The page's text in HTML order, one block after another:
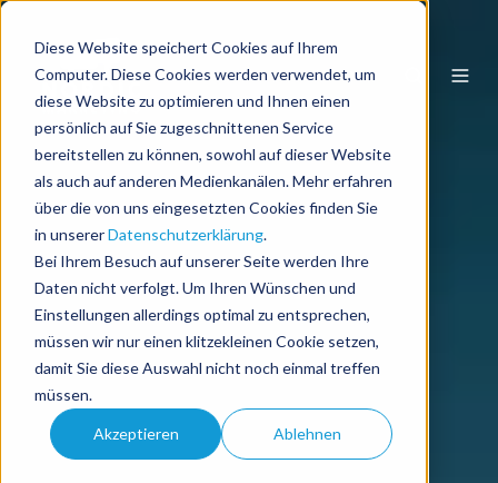
Diese Website speichert Cookies auf Ihrem
Computer. Diese Cookies werden verwendet, um
diese Website zu optimieren und Ihnen einen
persönlich auf Sie zugeschnittenen Service
bereitstellen zu können, sowohl auf dieser Website
als auch auf anderen Medienkanälen. Mehr erfahren
über die von uns eingesetzten Cookies finden Sie
in unsererDatenschutzerklärung.
Bei Ihrem Besuch auf unserer Seite werden Ihre
Daten nicht verfolgt. Um Ihren Wünschen und
Einstellungen allerdings optimal zu entsprechen,
müssen wir nur einen klitzekleinen Cookie setzen,
damit Sie diese Auswahl nicht noch einmal treffen
müssen.
Akzeptieren Ablehnen
DE